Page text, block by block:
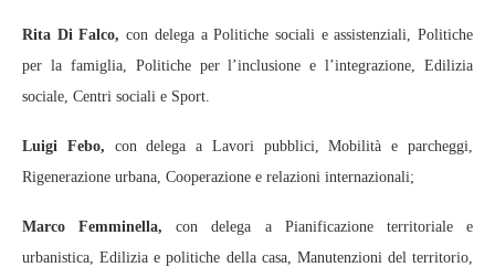
Rita Di Falco, con delega a Politiche sociali e assistenziali, Politiche
per la famiglia, Politiche per l’inclusione e l’integrazione, Edilizia
sociale, Centri sociali e Sport.
Luigi Febo, con delega a Lavori pubblici, Mobilità e parcheggi,
Rigenerazione urbana, Cooperazione e relazioni internazionali;
Marco Femminella, con delega a Pianificazione territoriale e
urbanistica, Edilizia e politiche della casa, Manutenzioni del territorio,